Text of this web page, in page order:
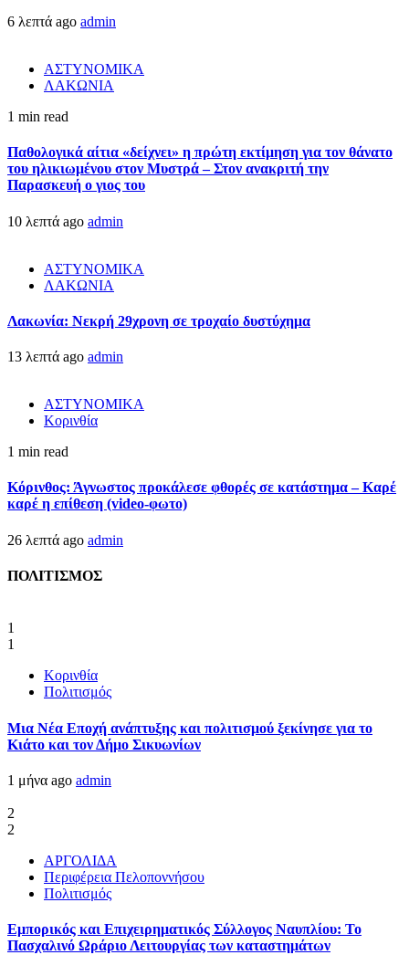
6 λεπτά ago admin
ΑΣΤΥΝΟΜΙΚΑ
ΛΑΚΩΝΙΑ
1 min read
Παθολογικά αίτια «δείχνει» η πρώτη εκτίμηση για τον θάνατο
του ηλικιωμένου στον Μυστρά – Στον ανακριτή την
Παρασκευή ο γιος του
10 λεπτά ago admin
ΑΣΤΥΝΟΜΙΚΑ
ΛΑΚΩΝΙΑ
Λακωνία: Νεκρή 29χρονη σε τροχαίο δυστύχημα
13 λεπτά ago admin
ΑΣΤΥΝΟΜΙΚΑ
Κορινθία
1 min read
Κόρινθος: Άγνωστος προκάλεσε φθορές σε κατάστημα – Καρέ
καρέ η επίθεση (video-φωτο)
26 λεπτά ago admin
ΠΟΛΙΤΙΣΜΟΣ
1
1
Κορινθία
Πολιτισμός
Μια Νέα Εποχή ανάπτυξης και πολιτισμού ξεκίνησε για το
Κιάτο και τον Δήμο Σικυωνίων
1 μήνα ago admin
2
2
ΑΡΓΟΛΙΔΑ
Περιφέρεια Πελοποννήσου
Πολιτισμός
Εμπορικός και Επιχειρηματικός Σύλλογος Ναυπλίου: Το
Πασχαλινό Ωράριο Λειτουργίας των καταστημάτων